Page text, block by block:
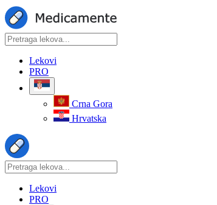
Lekovi
PRO
Crna Gora
Hrvatska
Lekovi
PRO